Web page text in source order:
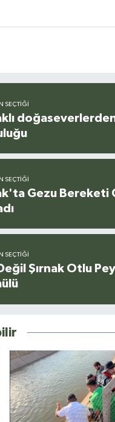
SEÇTIĞI
SEÇTIĞI
Gezu Bereketi
SEÇTIĞI
Şırnak Otlu